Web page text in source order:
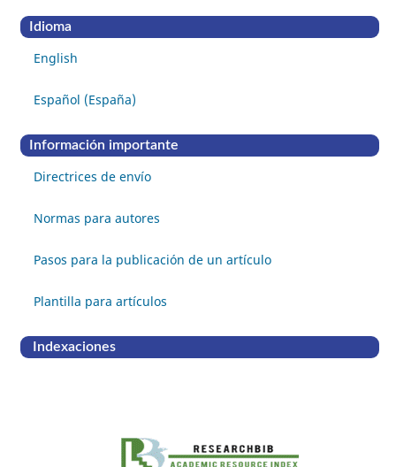
Idioma
English
Español (España)
Información importante
Directrices de envío
Normas para autores
Pasos para la publicación de un artículo
Plantilla para artículos
Indexaciones